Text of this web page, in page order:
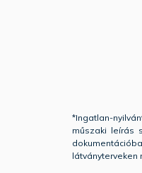
*Ingatlan-
műszaki leírás
látványterveken